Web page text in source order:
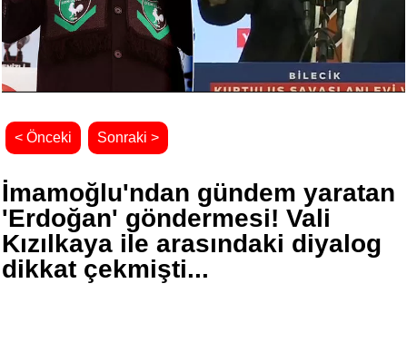
< Önceki Sonraki >
İmamoğlu'ndan gündem yaratan
'Erdoğan' göndermesi! Vali
Kızılkaya ile arasındaki diyalog
dikkat çekmişti...